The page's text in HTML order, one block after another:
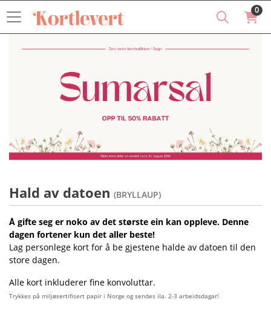
0
Hald av datoen (BRYLLAUP)
Å gifte seg er noko av det største ein kan oppleve. Denne
dagen fortener kun det aller beste!
Lag personlege kort for å be gjestene halde av datoen til den
store dagen.
Alle kort inkluderer fine konvoluttar.
Trykkes på miljøsertifisert papir i Norge og sendes ila. 2-3 arbeidsdagar!